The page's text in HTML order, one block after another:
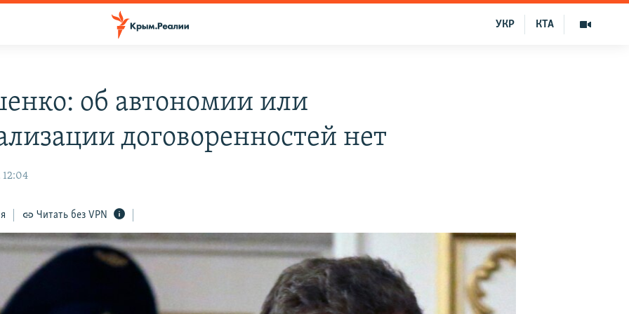
КТА
УКР
об автономии или
договоренностей нет
12:04
Читать без VPN